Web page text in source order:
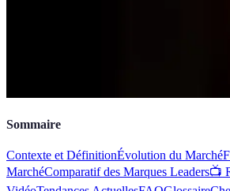
Sommaire
Contexte et DéfinitionÉvolution du Marché
MarchéComparatif des Marques Leaders📺